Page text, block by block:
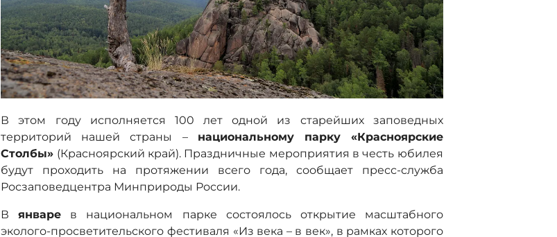
В этом году исполняется 100 лет одной из старейших заповедных
территорий нашей страны – национальному парку «Красноярские
Столбы» (Красноярский край). Праздничные мероприятия в честь юбилея
будут проходить на протяжении всего года, сообщает пресс-служба
Росзаповедцентра Минприроды России.
Вянваре в национальном парке состоялось открытие масштабного
эколого-просветительского фестиваля «Из века – в век», в рамках которого